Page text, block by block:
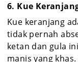
6. Kue
Kue keranjang
tidak pernah
ketan dan gula
manis yang